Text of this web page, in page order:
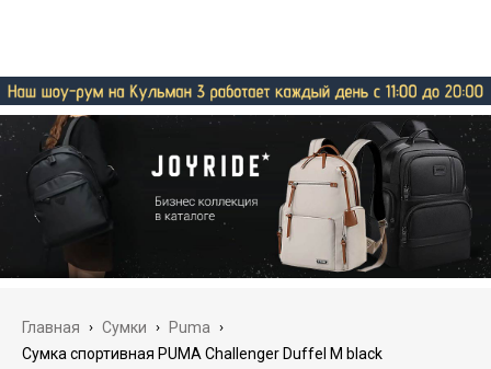
Главная › Сумки › Puma ›
Сумка спортивная PUMA Challenger Duffel M black